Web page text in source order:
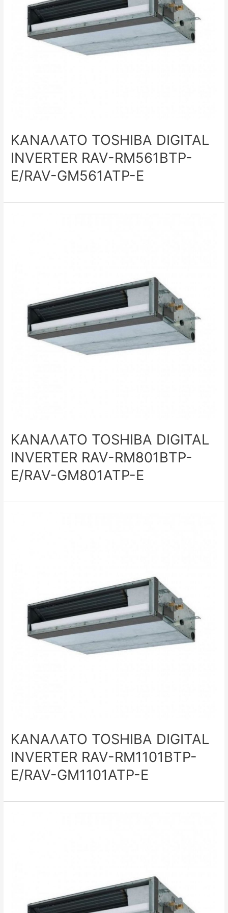
ΚΑΝΑΛΑΤΟ TOSHIBA DIGITAL
INVERTER RAV-RM561BTP-
E/RAV-GM561ATP-E
ΚΑΝΑΛΑΤΟ TOSHIBA DIGITAL
INVERTER RAV-RM801BTP-
E/RAV-GM801ATP-E
ΚΑΝΑΛΑΤΟ TOSHIBA DIGITAL
INVERTER RAV-RM1101BTP-
E/RAV-GM1101ATP-E